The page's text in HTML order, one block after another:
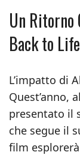
Un Ritorno
Back to
L’impatto di
Quest’anno,
presentato il
che segue il
film